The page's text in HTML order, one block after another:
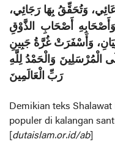
وَتُحَقِّقُ بِهَا رَجَائِي،
أَصْحَابِ الذَّوْقِ
وَأَسْفَرَتْ غُرَّةُ جَبِينِ
الْمُرْسَلِينَ وَالْحَمْدُ لِلَّهِ
رَبِّ الْعَالَمِينَ
Demikian teks
populer di kalangan
dutaislam.or.id/ab]